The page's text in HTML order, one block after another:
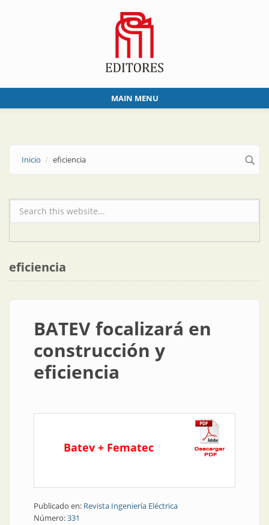
MAIN MENU
Inicio eficiencia
Formulario de búsqueda
eficiencia
BATEV focalizará en
construcción y
eficiencia
Batev + Fematec
Publicado en: Revista Ingeniería Eléctrica
Número:331